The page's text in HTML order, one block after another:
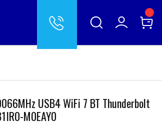
USB4 WiFi 7 BT Thunderbolt
M0EAY0